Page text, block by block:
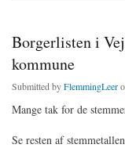
Borgerlisten i
kommune
Submitted byFlemmingLeer
Mange tak for de
Se resten af